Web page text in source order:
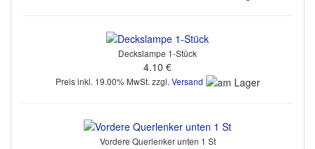
Deckslampe 1-Stück
4.10 €
Preis inkl. 19.00% MwSt. zzgl. Versand
Vordere Querlenker unten 1 St